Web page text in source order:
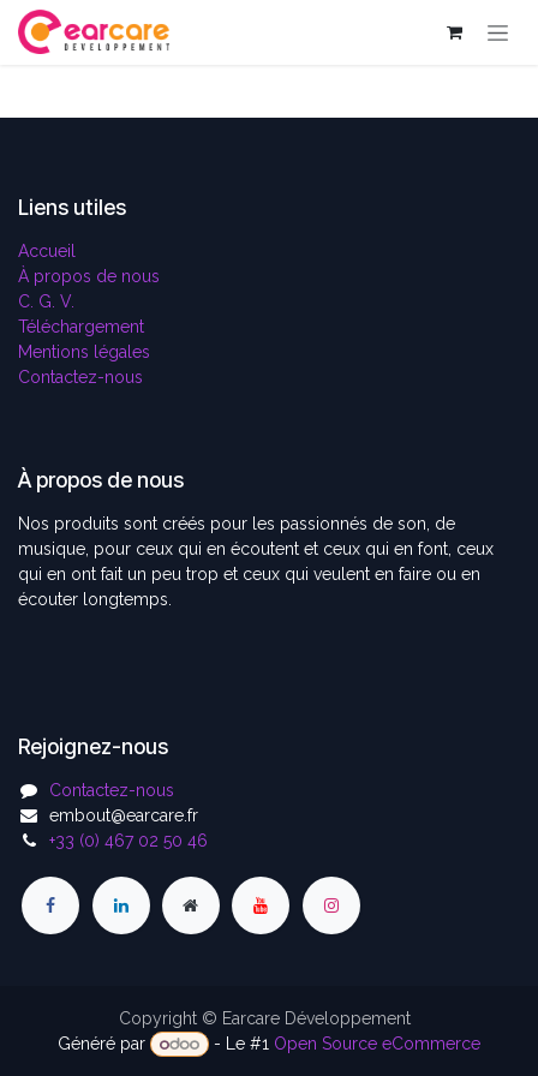
Se rendre au contenu
Liens utiles
Accueil
À propos de nous
C. G. V.
Téléchargement
Mentions légales
Contactez-nous
À propos de nous
Nos produits sont créés pour les passionnés de son, de
musique, pour ceux qui en écoutent et ceux qui en font, ceux
qui en ont fait un peu trop et ceux qui veulent en faire ou en
écouter longtemps.
Rejoignez-nous
Contactez-nous
embout@earcare.fr
+33 (0) 467 02 50 46
Copyright © Earcare Développement
Généré par
- Le #1 Open Source eCommerce